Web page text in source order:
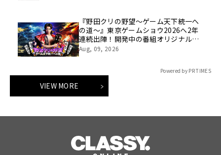
『野田クリの野望～ゲーム天下統一へ
の道～』東京ゲームショウ2026へ2年
連続出陣！開発中の番組オリジナルゲ
ームを世界最速体験！失敗したら即
Aug, 09, 2026
Powered by PR TIMES
VIEW MORE